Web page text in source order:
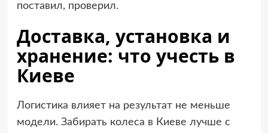
поставил, проверил.
Доставка, установка и
хранение: что учесть в
Киеве
Логистика влияет на результат не меньше
модели. Забирать колеса в Киеве лучше с